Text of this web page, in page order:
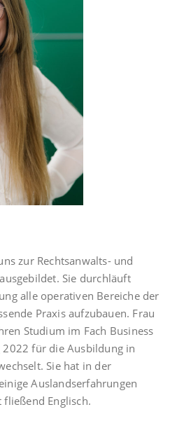
zur Rechtsanwalts- und
Sie durchläuft
alle operativen Bereiche der
Praxis aufzubauen. Frau
Studium im Fach Business
für die Ausbildung in
Sie hat in der
Auslandserfahrungen
Englisch.